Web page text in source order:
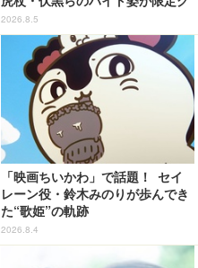
ッズに【8月26日～】
2026.8.5
「映画ちいかわ」で話題！ セイ
レーン役・鈴木みのりが歩んでき
た“歌姫”の軌跡
2026.8.4